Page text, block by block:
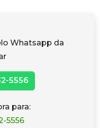
Whatsapp da
5556
para:
5556